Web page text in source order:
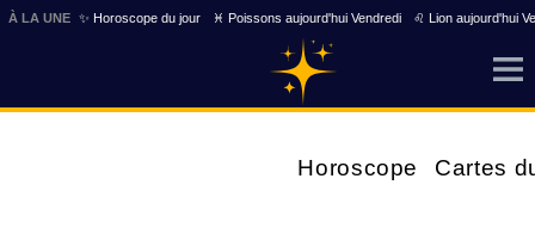
À LA UNE ✨ Horoscope du jour ♓ Poissons aujourd'hui Vendredi ♌ Lion aujourd'hui
Horoscope Cartes